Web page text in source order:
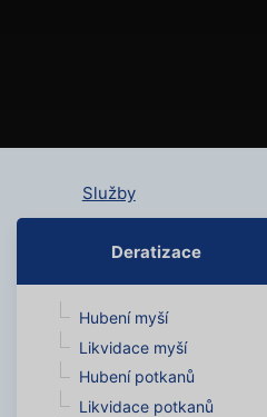
Služby
Deratizace
Hubení myší
Likvidace myší
Hubení potkanů
Likvidace potkanů